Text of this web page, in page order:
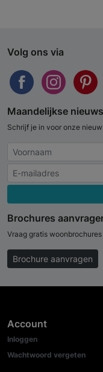
Volg ons via
Maandelijkse
Schrijf je in voor onze
Brochures
Vraag gratis
Brochure aanvragen
Account
Inloggen
Wachtwoord vergeten